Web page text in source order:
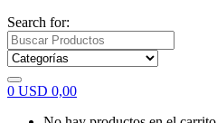
Search for:
0 USD 0,00